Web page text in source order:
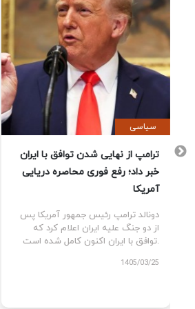
سیاسی
ترامپ از نهایی شدن توافق
خبر داد؛ رفع فوری محاصره
دونالد ترامپ رئیس جمهور
از دو جنگ علیه ایران اعلام